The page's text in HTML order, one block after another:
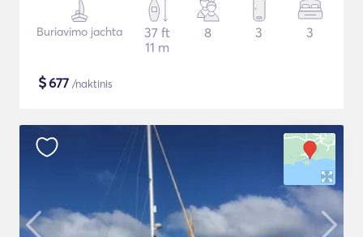
Buriavimo jachta
37 ft
11 m
8 3 3
$677 /naktinis